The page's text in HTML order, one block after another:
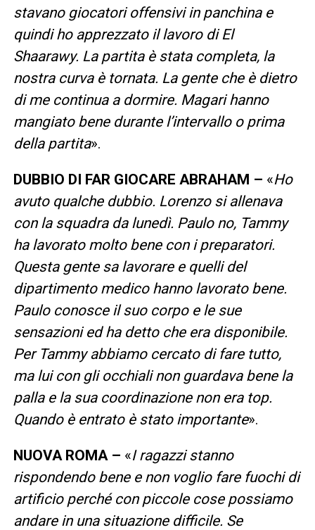
stavano giocatori offensivi in panchina e
quindi ho apprezzato il lavoro di El
Shaarawy. La partita è stata completa, la
nostra curva è tornata. La gente che è dietro
di me continua a dormire. Magari hanno
mangiato bene durante l’intervallo o prima
della partita».
DUBBIO DI FAR GIOCARE ABRAHAM – «Ho
avuto qualche dubbio. Lorenzo si allenava
con la squadra da lunedì. Paulo no, Tammy
ha lavorato molto bene con i preparatori.
Questa gente sa lavorare e quelli del
dipartimento medico hanno lavorato bene.
Paulo conosce il suo corpo e le sue
sensazioni ed ha detto che era disponibile.
Per Tammy abbiamo cercato di fare tutto,
ma lui con gli occhiali non guardava bene la
palla e la sua coordinazione non era top.
Quando è entrato è stato importante».
NUOVA ROMA – «I ragazzi stanno
rispondendo bene e non voglio fare fuochi di
artificio perché con piccole cose possiamo
andare in una situazione difficile. Se